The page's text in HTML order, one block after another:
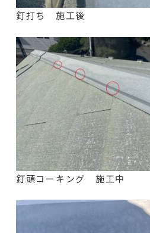
釘打ち 施工後
釘頭コーキング 施工中